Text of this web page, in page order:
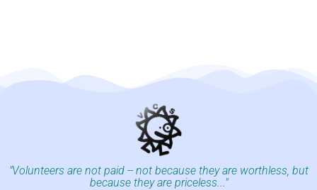
"Volunteers are not paid -- not because they are worthless, but
because they are priceless..."